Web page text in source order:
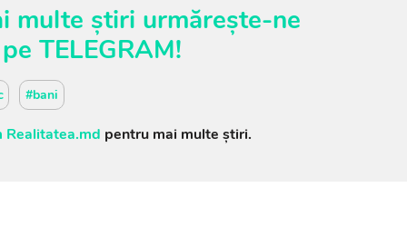
multe știri urmărește-ne
pe TELEGRAM!
#bani
Realitatea.md pentru mai multe știri.